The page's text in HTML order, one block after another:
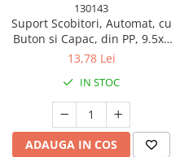
130143
Suport Scobitori, Automat, cu
Buton si Capac, din PP, 9.5x6
cm, Roz
13,78 Lei
IN STOC
ADAUGA IN COS